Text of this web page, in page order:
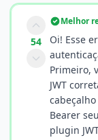
54
Melhor
Oi! Esse
Primeiro,
JWT
Bearer
plugin